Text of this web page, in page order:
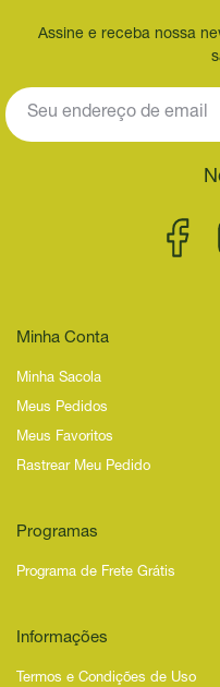
Assine e receba nossa
Minha Conta
Minha Sacola
Meus Pedidos
Meus Favoritos
Rastrear Meu Pedido
Programas
Programa de Frete Grátis
Informações
Termos e Condições de Uso